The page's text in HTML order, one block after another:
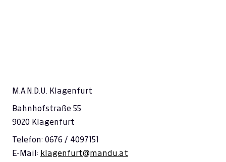
M.A.N.D.U. Klagenfurt
Bahnhofstraße 55
9020 Klagenfurt
Telefon: 0676 / 4097151
E-Mail: klagenfurt@mandu.at